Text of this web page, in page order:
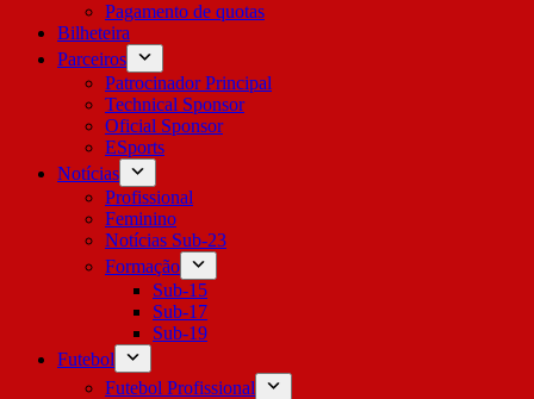
Pagamento de quotas
Bilheteira
Parceiros
Patrocinador Principal
Technical Sponsor
Oficial Sponsor
ESports
Notícias
Profissional
Feminino
Notícias Sub-23
Formação
Sub-15
Sub-17
Sub-19
Futebol
Futebol Profissional